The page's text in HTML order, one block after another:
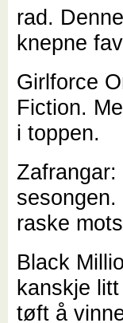
rad.
knepne
Girlforce
Fiction.
i toppen.
raske
Black
kanskje
tøft å